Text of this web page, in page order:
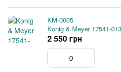
KM-0005
Konig & Meyer 17541-
2 550 грн